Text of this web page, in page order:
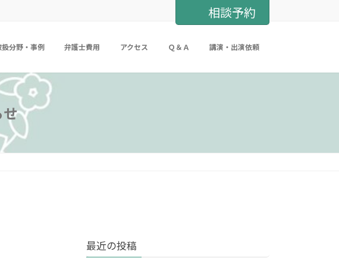
相談予約
扱分野・事例 弁護士費用 アクセス Ｑ＆Ａ 講演・出演依頼
最近の投稿